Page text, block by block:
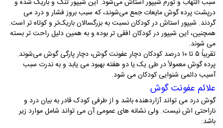
سبب التهاب و تورم شیپور استاش می‌شود. این شیپور تنگ و باریک شده و
درپشت پرده گوش مایعات جمع می‌شوند، که سبب بروز فشار و درد می‌
گردند. شیپور استاش در کودکان نسبت به بزرگسالان باریک‌تر و کوتاه‌ تر است.
همچنین، این شیپور در کودکان افقی‌ تر بوده و به همین دلیل راحت‌ تر بسته
می‌ شوند.
تقریباً ۵ تا ۱۰ درصد کودکان دچار عفونت گوش، دچار پارگی گوش می‌شوند.
پرده گوش معمولاً در طی یک یا دو هفته بهبود می‌ یابد و به ندرت سبب
آسیب دائمی شنوایی کودکان می‌ شود.
علائم عفونت گوش
گوش‌ درد می‌ تواند آزاردهنده باشد و از طرفی کودک قادر به بیان درد و
ناراحتی‌ اش نیست. ولی نشانه‌ های عمومی آن می‌ تواند شامل موارد زیر
باشد: